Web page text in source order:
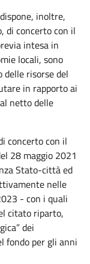
inoltre,
di concerto con il
intesa in
locali, sono
risorse del
in rapporto ai
netto delle
concerto con il
28 maggio 2021
Stato-città ed
nelle
- con i quali
citato riparto,
dei
fondo per gli anni